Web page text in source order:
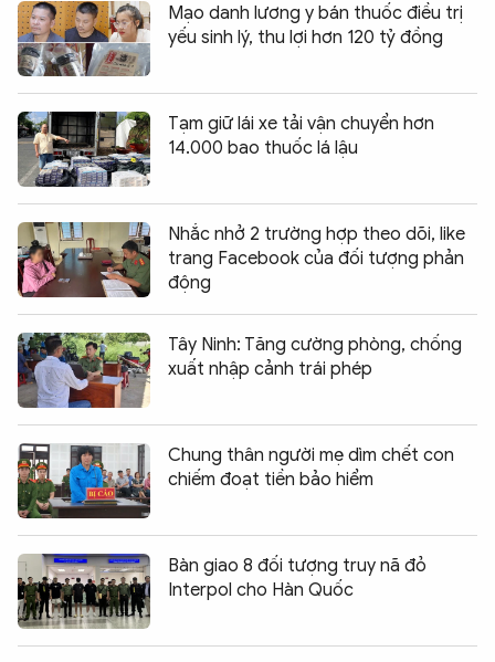
Mạo danh lương y bán thuốc điều trị
yếu sinh lý, thu lợi hơn 120 tỷ đồng
Tạm giữ lái xe tải vận chuyển hơn
14.000 bao thuốc lá lậu
Nhắc nhở 2 trường hợp theo dõi, like
trang Facebook của đối tượng phản
động
Tây Ninh: Tăng cường phòng, chống
xuất nhập cảnh trái phép
Chung thân người mẹ dìm chết con
chiếm đoạt tiền bảo hiểm
Bàn giao 8 đối tượng truy nã đỏ
Interpol cho Hàn Quốc